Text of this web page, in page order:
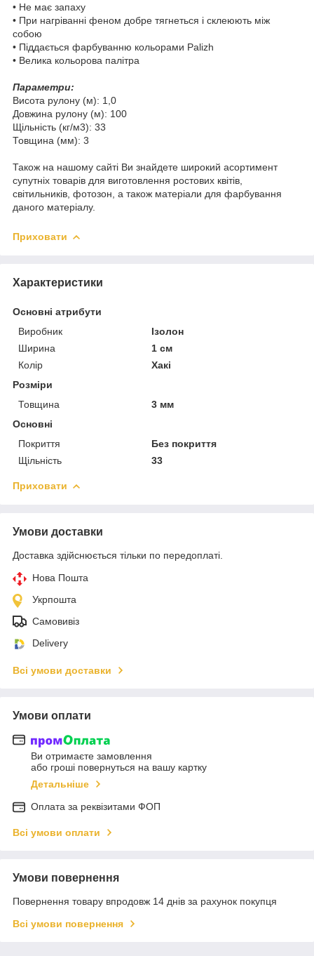
• Не має запаху
• При нагріванні феном добре тягнеться і склеюють між
собою
• Піддається фарбуванню кольорами Palizh
• Велика кольорова палітра
Параметри:
Висота рулону (м): 1,0
Довжина рулону (м): 100
Щільність (кг/м3): 33
Товщина (мм): 3
Також на нашому сайті Ви знайдете широкий асортимент
супутніх товарів для виготовлення ростових квітів,
світильників, фотозон, а також матеріали для фарбування
даного матеріалу.
Приховати
Характеристики
Основні атрибути
Виробник
Ізолон
Ширина
1 см
Колір
Хакі
Розміри
Товщина
3 мм
Основні
Покриття
Без покриття
Щільність
33
Приховати
Умови доставки
Доставка здійснюється тільки по передоплаті.
Нова Пошта
Укрпошта
Самовивіз
Delivery
Всі умови доставки
Умови оплати
Ви отримаєте замовлення
або гроші повернуться на вашу картку
Детальніше
Оплата за реквізитами ФОП
Всі умови оплати
Умови повернення
Повернення товару впродовж 14 днів за рахунок покупця
Всі умови повернення